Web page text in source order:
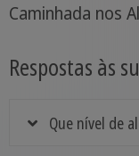
Caminhada nos
Respostas às
Que nível de